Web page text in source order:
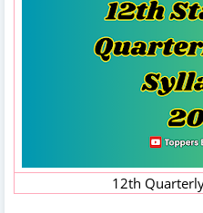
12th